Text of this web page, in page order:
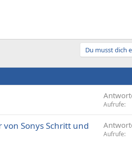
Du musst dich
Aufrufe
von Sonys Schritt und
Aufrufe